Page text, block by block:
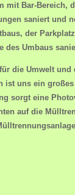
mit Bar-Bereich,
saniert und
der
des Umbaus
die Umwelt und
ist uns ein
sorgt eine
auf die